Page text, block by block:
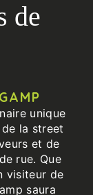
de
unique
la street
et de
rue. Que
visiteur de
saura